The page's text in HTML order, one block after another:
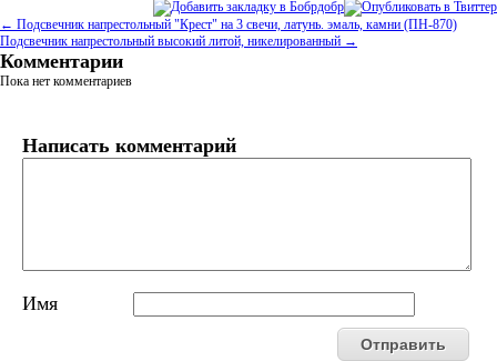
← Подсвечник напрестольный "Крест" на 3 свечи, латунь. эмаль, камни (ПН-870)
Подсвечник напрестольный высокий литой, никелированный →
Комментарии
Пока нет комментариев
Написать комментарий
Имя